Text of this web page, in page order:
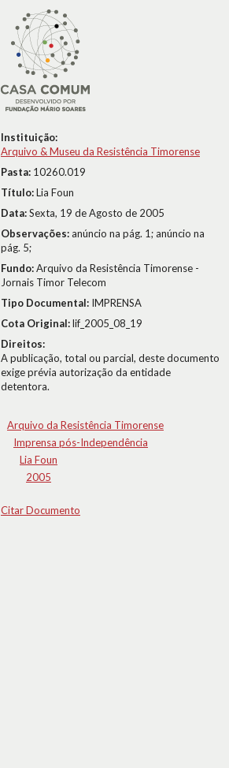
Instituição:
Arquivo & Museu da Resistência Timorense
Pasta: 10260.019
Título:Lia Foun
Data:Sexta, 19 de Agosto de 2005
Observações:anúncio na pág. 1; anúncio na
pág. 5;
Fundo:Arquivo da Resistência Timorense -
Jornais Timor Telecom
Tipo Documental: IMPRENSA
Cota Original:lif_2005_08_19
Direitos:
A publicação, total ou parcial, deste documento
exige prévia autorização da entidade
detentora.
Arquivo da Resistência Timorense
Imprensa pós-Independência
Lia Foun
2005
Citar Documento